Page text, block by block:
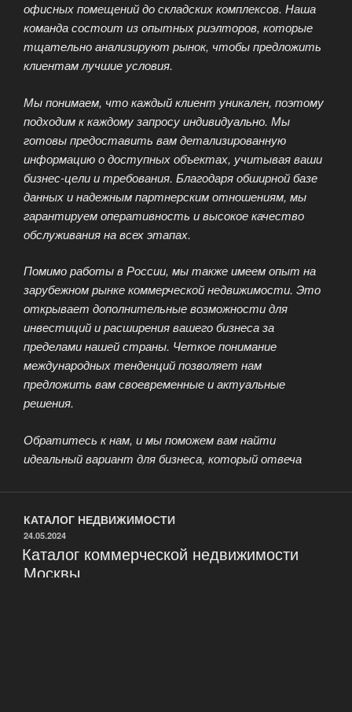
офисных помещений до складских комплексов. Наша
команда состоит из опытных риэлторов, которые
тщательно анализируют рынок, чтобы предложить
клиентам лучшие условия.
Мы понимаем, что каждый клиент уникален, поэтому
подходим к каждому запросу индивидуально. Мы
готовы предоставить вам детализированную
информацию о доступных объектах, учитывая ваши
бизнес-цели и требования. Благодаря обширной базе
данных и надежным партнерским отношениям, мы
гарантируем оперативность и высокое качество
обслуживания на всех этапах.
Помимо работы в России, мы также имеем опыт на
зарубежном рынке коммерческой недвижимости. Это
открывает дополнительные возможности для
инвестиций и расширения вашего бизнеса за
пределами нашей страны. Четкое понимание
международных тенденций позволяет нам
предложить вам своевременные и актуальные
решения.
Обратитесь к нам, и мы поможем вам найти
идеальный вариант для бизнеса, который отвеча
КАТАЛОГ НЕДВИЖИМОСТИ
ОПУБЛИКОВАНО
24.05.2024
Каталог коммерческой недвижимости
Москвы